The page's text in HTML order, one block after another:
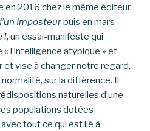
en 2016 chez le même éditeur
Imposteurpuis en mars
!, un essai-manifeste qui
l’intelligence atypique » et
vise à changer notre regard,
sur la différence. Il
naturelles d’une
populations dotées
tout ce qui est lié à